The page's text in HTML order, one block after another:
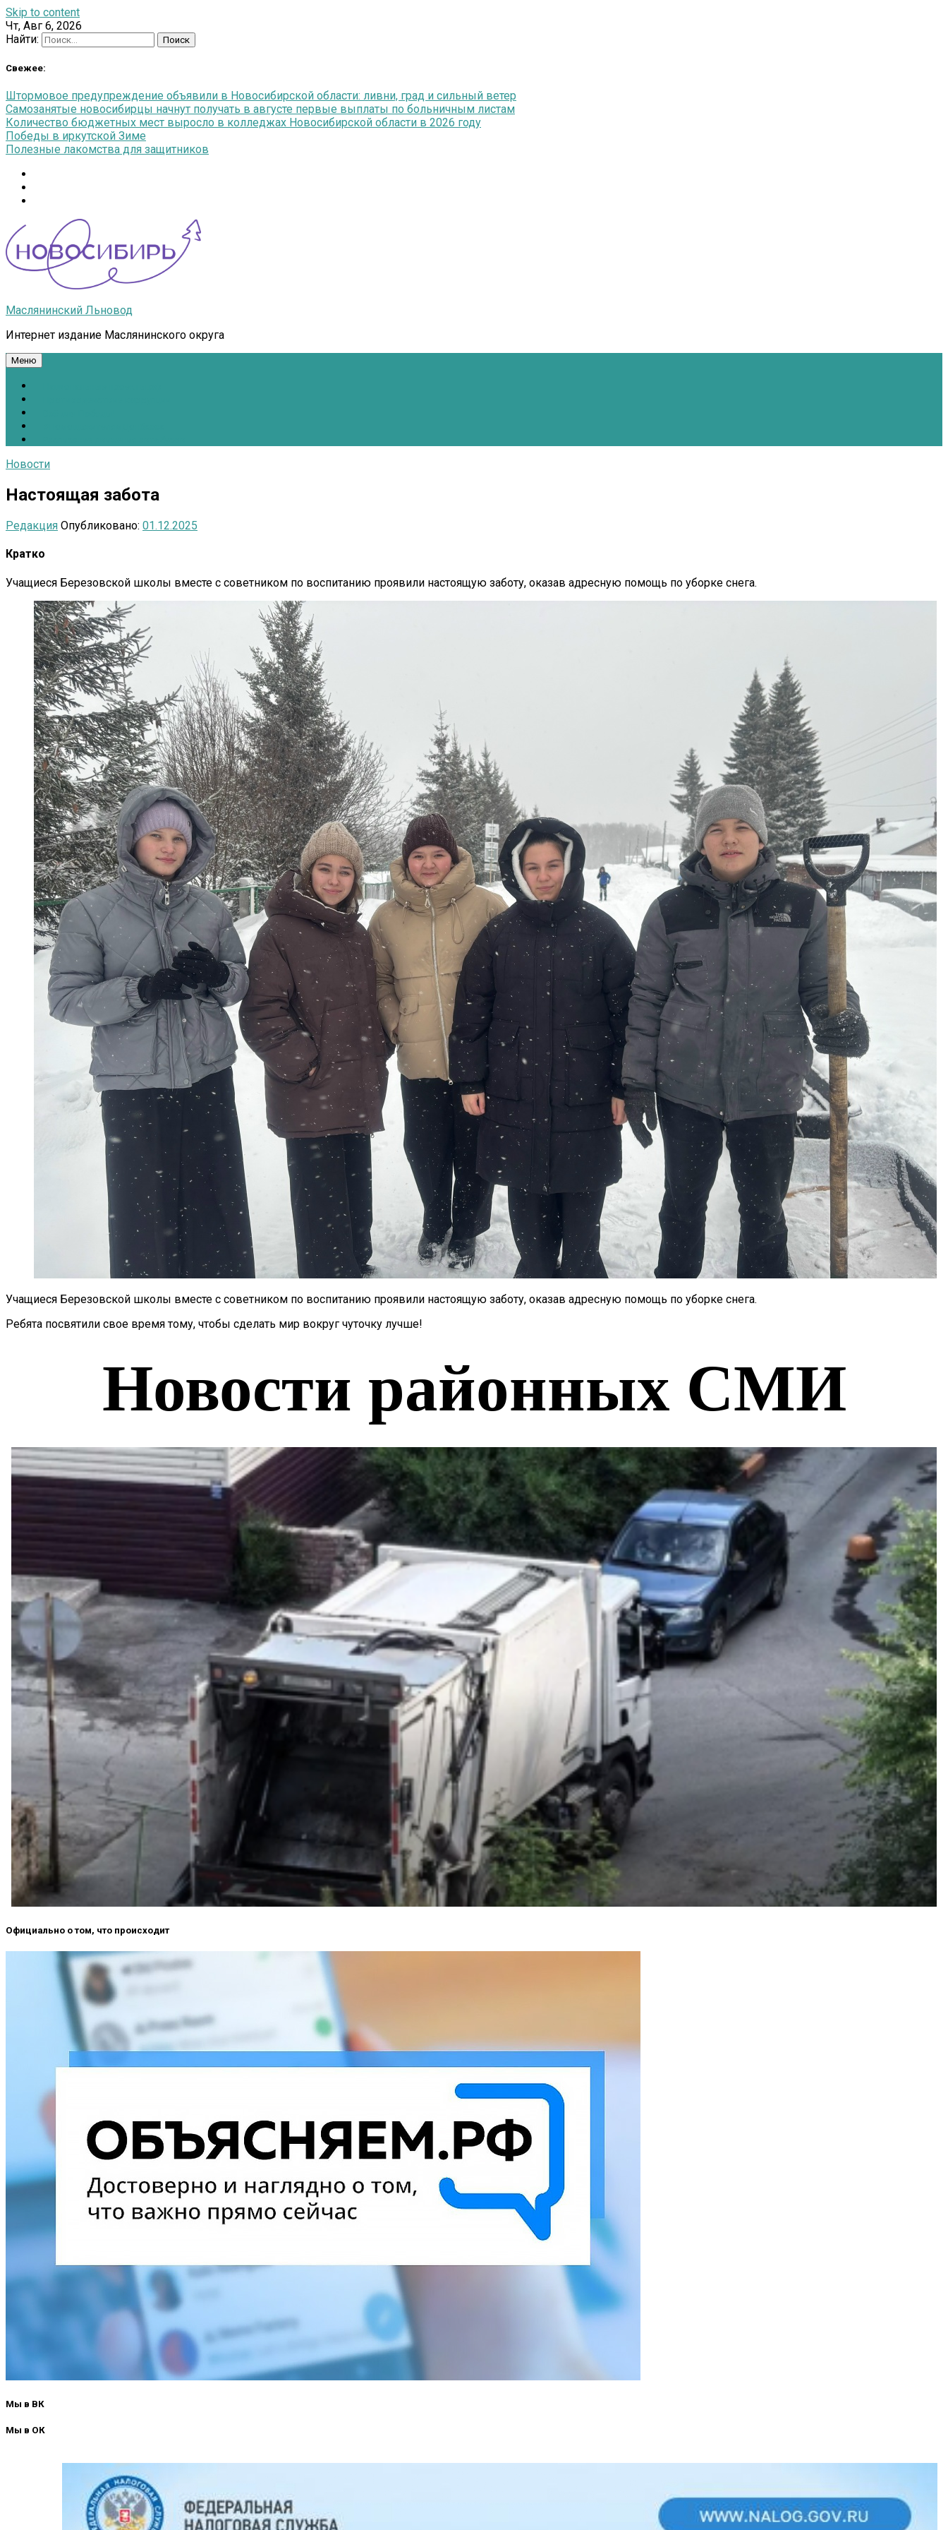
Skip to content
Чт, Авг 6, 2026
Найти:
Свежее:
Штормовое предупреждение объявили в Новосибирской области: ливни, град и сильный ветер
Самозанятые новосибирцы начнут получать в августе первые выплаты по больничным листам
Количество бюджетных мест выросло в колледжах Новосибирской области в 2026 году
Победы в иркутской Зиме
Полезные лакомства для защитников
Маслянинский Льновод
Интернет издание Маслянинского округа
Меню
Новости
Настоящая забота
Редакция Опубликовано: 01.12.2025
Кратко
Учащиеся Березовской школы вместе с советником по воспитанию проявили настоящую заботу, оказав адресную помощь по уборке снега.
Учащиеся Березовской школы вместе с советником по воспитанию проявили настоящую заботу, оказав адресную помощь по уборке снега.
Ребята посвятили свое время тому, чтобы сделать мир вокруг чуточку лучше!
Официально о том, что происходит
Мы в ВК
Мы в ОК